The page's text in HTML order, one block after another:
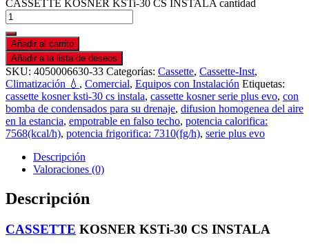
CASSETTE KOSNER KSTi-30 CS INSTALA cantidad
Añadir al carrito
Añadir a la lista de deseos
SKU: 4050006630-33 Categorías: Cassette, Cassette-Inst,
Climatización 💧 , Comercial, Equipos con Instalación Etiquetas:
cassette kosner ksti-30 cs instala, cassette kosner serie plus evo, con
bomba de condensados para su drenaje, difusion homogenea del aire
en la estancia, empotrable en falso techo, potencia calorifica:
7568(kcal/h), potencia frigorifica: 7310(fg/h), serie plus evo
Descripción
Valoraciones (0)
Descripción
CASSETTE KOSNER KSTi-30 CS INSTALA